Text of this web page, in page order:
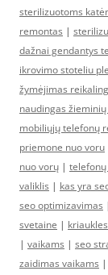
sterilizuotoms
remontas |
dažnai gendantys
ikrovimo stoteliu
žymėjimas
naudingas
mobiliųjų telefonų
priemone nuo voru
nuo vorų |
valiklis | kas yra
seo optimizavimas
svetaine | kriaukles
| vaikams | seo
zaidimas vaikams |